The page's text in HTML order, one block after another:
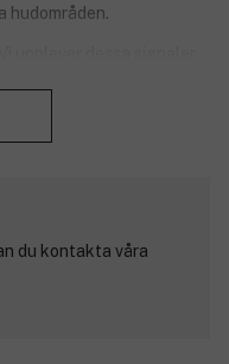
hudområden.
uppstår på mikroskopisk
- antingen som ett
formulan
i huden innan de
du kontakta våra